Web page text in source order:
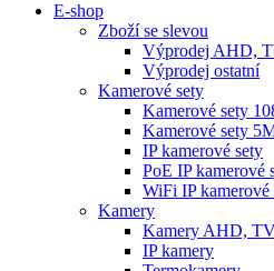
E-shop
Zboží se slevou
Výprodej AHD,
Výprodej ostatní
Kamerové sety
Kamerové sety
Kamerové sety
IP kamerové sety
PoE IP kamerové
WiFi IP kamerové
Kamery
Kamery AHD,
IP kamery